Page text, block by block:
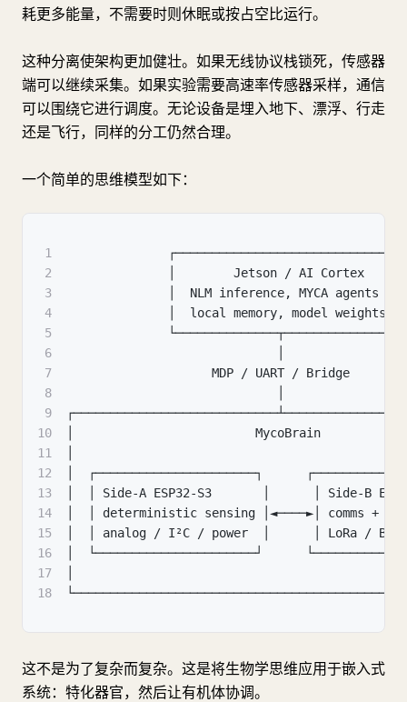
耗更多能量，不需要时则休眠或按占空比运行。
这种分离使架构更加健壮。如果无线协议栈锁死，传感器
端可以继续采集。如果实验需要高速率传感器采样，通信
可以围绕它进行调度。无论设备是埋入地下、漂浮、行走
还是飞行，同样的分工仍然合理。
一个简单的思维模型如下：
1
              ┌──────────────────────────────┐
2
              │        Jetson / AI Cortex     │
3
              │  NLM inference
,
MYCA agents   │
4
              │  local memory
,
model weights  │
5
              └──────────────┬───────────────┘
6
7
                    MDP / UART / Bridge
8
9
10
│                         MycoBrain
11
12
│  ┌──────────────────────┐
13
│  │ Side-A ESP32-S3       │      │ Side-B
14
│  │ deterministic sensing │◄────►│ comms +
15
│  │ analog / I²C / power  │      │ LoRa / BLE
16
│  └──────────────────────┘
17
18
这不是为了复杂而复杂。这是将生物学思维应用于嵌入式
系统：特化器官，然后让有机体协调。